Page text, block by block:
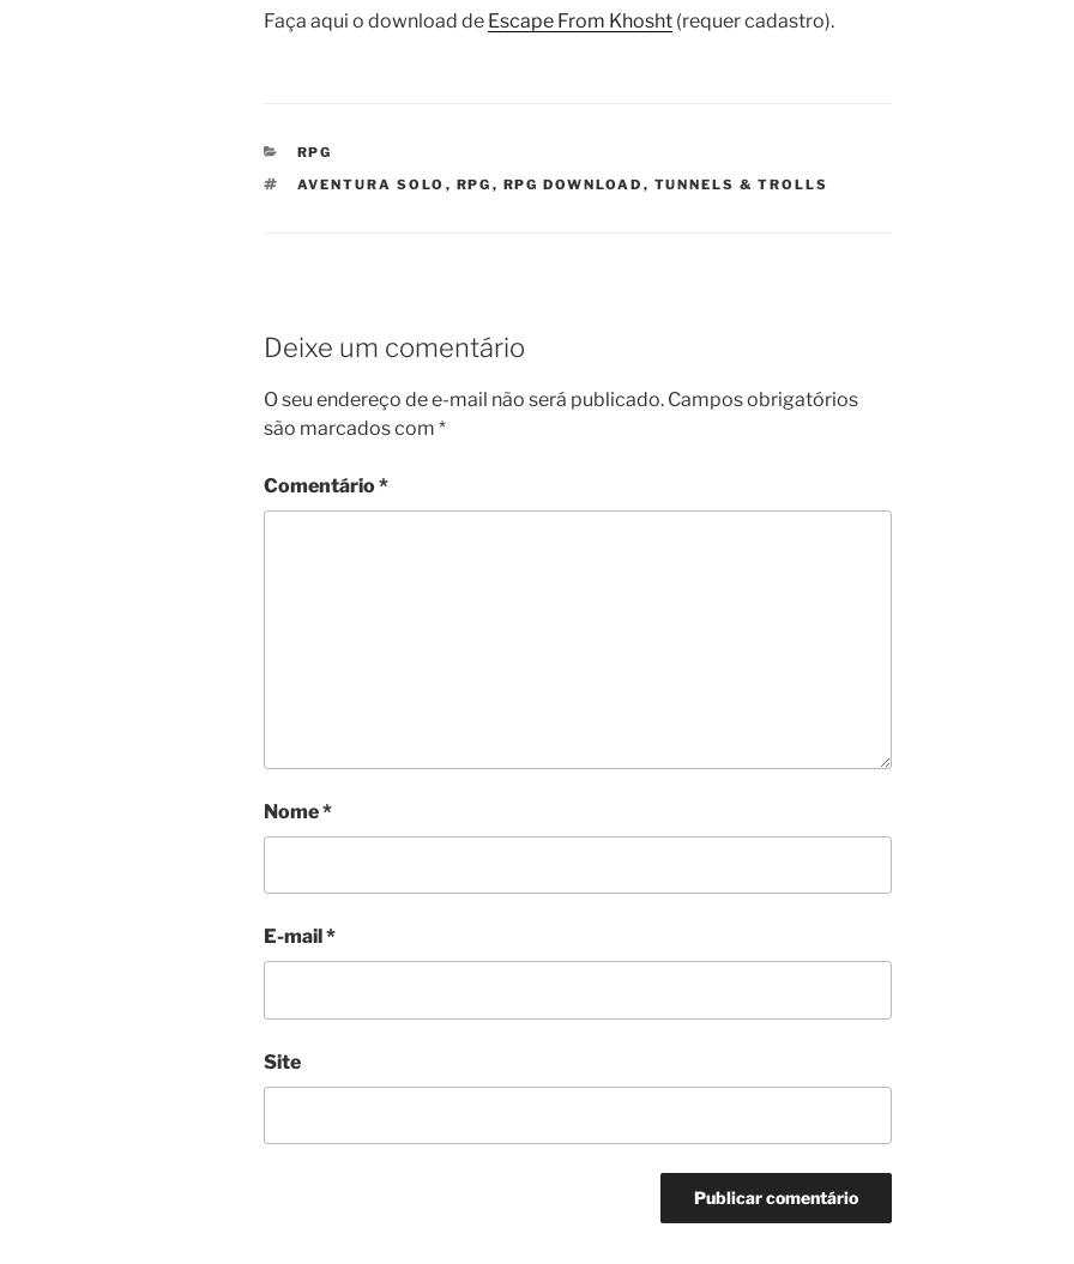
Faça aqui o download de Escape From Khosht (requer cadastro).
CATEGORIAS
RPG
TAGS
AVENTURA SOLO , RPG , RPG DOWNLOAD , TUNNELS & TROLLS
Deixe um comentário
O seu endereço de e-mail não será publicado. Campos obrigatórios
são marcados com *
Comentário*
Nome*
E-mail *
Site